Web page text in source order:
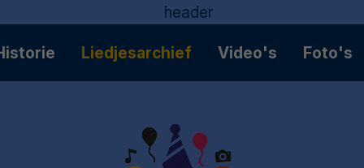
Liedjesarchief Video's Foto's